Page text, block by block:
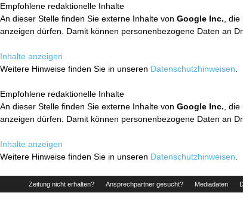
Empfohlene redaktionelle Inhalte
An dieser Stelle finden Sie externe Inhalte von Google Inc. ,
anzeigen dürfen. Damit können personenbezogene Daten an
Inhalte anzeigen
Weitere Hinweise finden Sie in unseren Datenschutzhinweisen
Empfohlene redaktionelle Inhalte
An dieser Stelle finden Sie externe Inhalte von Google Inc. ,
anzeigen dürfen. Damit können personenbezogene Daten an
Inhalte anzeigen
Weitere Hinweise finden Sie in unseren Datenschutzhinweisen
Zeitung nicht erhalten? Ansprechpartner gesucht? Mediadaten